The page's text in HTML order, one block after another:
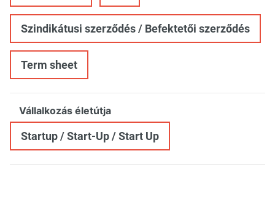
Szindikátusi szerződés / Befektetői szerződés
Term sheet
Vállalkozás életútja
Startup / Start-Up / Start Up